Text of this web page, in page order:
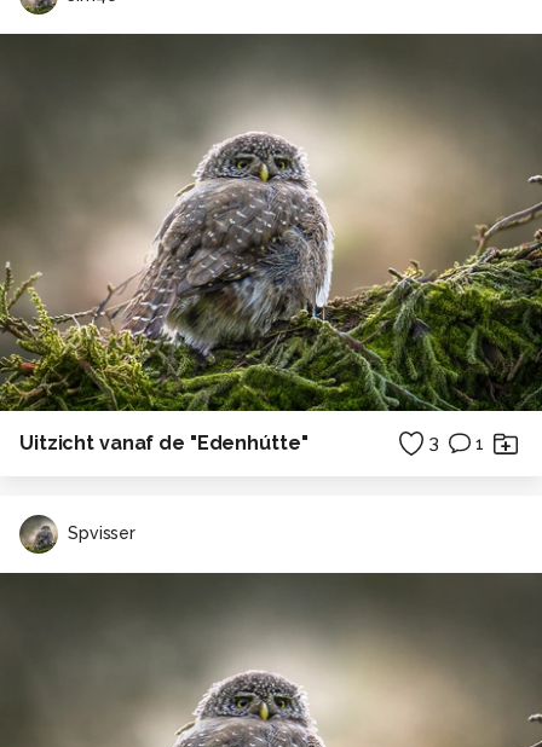
Uitzicht vanaf de "Edenhútte" 3 1
Spvisser